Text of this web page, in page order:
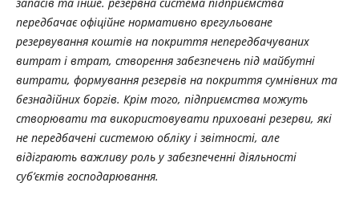
передбачає офіційне нормативно врегульоване
резервування коштів на покриття непередбачуваних
витрат і втрат, створення забезпечень під майбутні
витрати, формування резервів на покриття сумнівних та
безнадійних боргів. Крім того, підприємства можуть
створювати та використовувати приховані резерви, які
не передбачені системою обліку і звітності, але
відіграють важливу роль у забезпеченні діяльності
суб’єктів господарювання.